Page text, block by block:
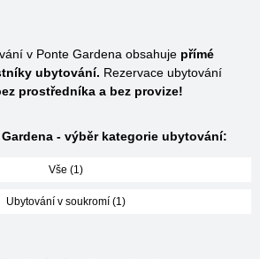
v Ponte Gardena obsahuje přímé
ubytování. Rezervace ubytování
prostředníka a bez provize!
- výběr kategorie ubytování:
Vše (1)
Ubytování v soukromí (1)